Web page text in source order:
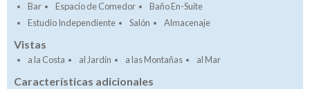
Bar Espacio de Comedor
Baño En-Suite
Estudio Independiente
Salón Almacenaje
Vistas
a la Costa al Jardín a las Montañas al Mar
Características adicionales